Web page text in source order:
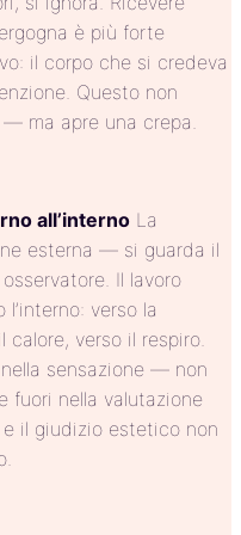
è più forte
il corpo che si credeva
Questo non
ma apre una crepa.
all’interno La
esterna — si guarda il
Il lavoro
verso la
verso il respiro.
sensazione — non
fuori nella valutazione
il giudizio estetico non